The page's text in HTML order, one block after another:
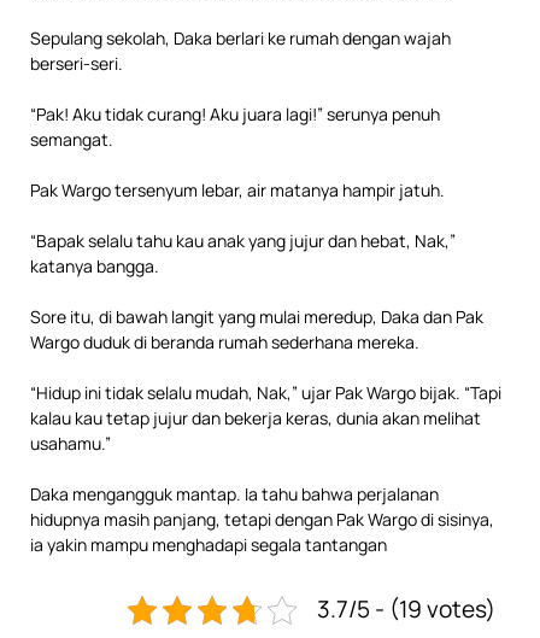
Sepulang sekolah, Daka berlari ke rumah dengan wajah
berseri-seri.
“Pak! Aku tidak curang! Aku juara lagi!” serunya penuh
semangat.
Pak Wargo tersenyum lebar, air matanya hampir jatuh.
“Bapak selalu tahu kau anak yang jujur dan hebat, Nak,”
katanya bangga.
Sore itu, di bawah langit yang mulai meredup, Daka dan Pak
Wargo duduk di beranda rumah sederhana mereka.
“Hidup ini tidak selalu mudah, Nak,” ujar Pak Wargo bijak. “Tapi
kalau kau tetap jujur dan bekerja keras, dunia akan melihat
usahamu.”
Daka mengangguk mantap. Ia tahu bahwa perjalanan
hidupnya masih panjang, tetapi dengan Pak Wargo di sisinya,
ia yakin mampu menghadapi segala tantangan
3.7/5 - (19 votes)